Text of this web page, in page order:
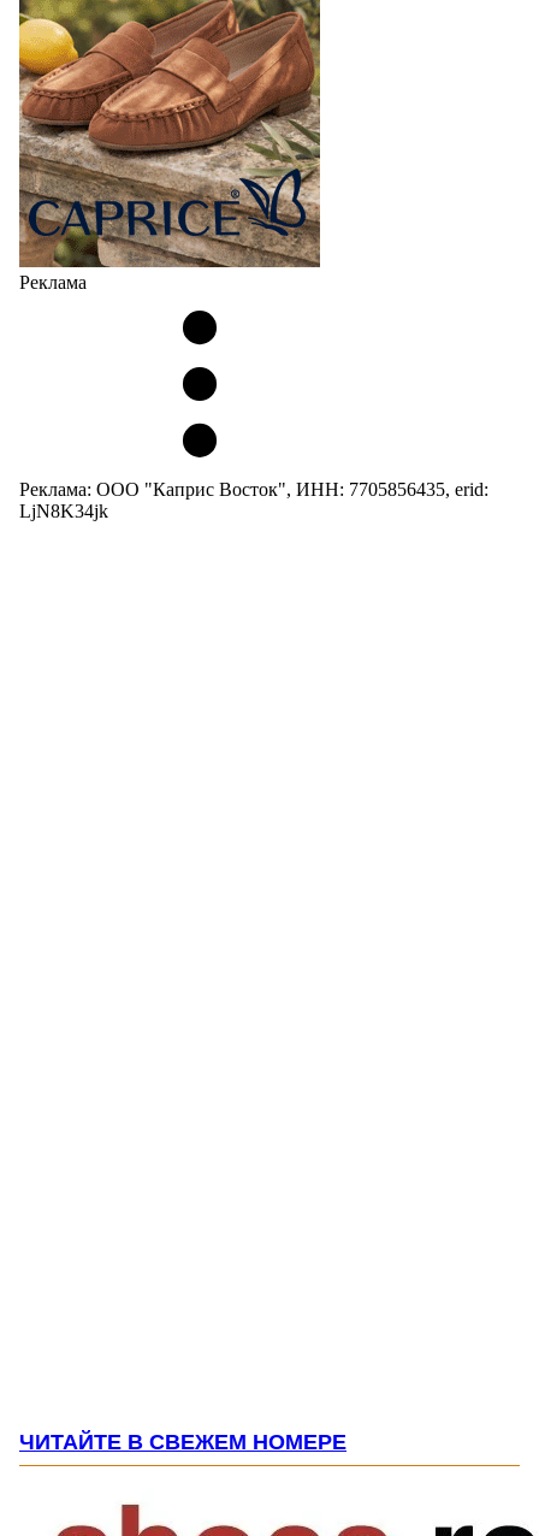
Реклама
Реклама: ООО "Каприс Восток", ИНН: 7705856435, erid:
LjN8K34jk
ЧИТАЙТЕ В СВЕЖЕМ НОМЕРЕ